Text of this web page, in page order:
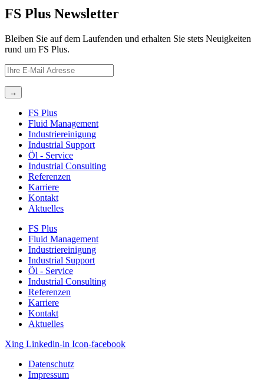
FS Plus Newsletter
Bleiben Sie auf dem Laufenden und erhalten Sie stets Neuigkeiten
rund um FS Plus.
FS Plus
Fluid Management
Industriereinigung
Industrial Support
Öl ‐ Service
Industrial Consulting
Referenzen
Karriere
Kontakt
Aktuelles
FS Plus
Fluid Management
Industriereinigung
Industrial Support
Öl ‐ Service
Industrial Consulting
Referenzen
Karriere
Kontakt
Aktuelles
Xing Linkedin-in Icon-facebook
Datenschutz
Impressum